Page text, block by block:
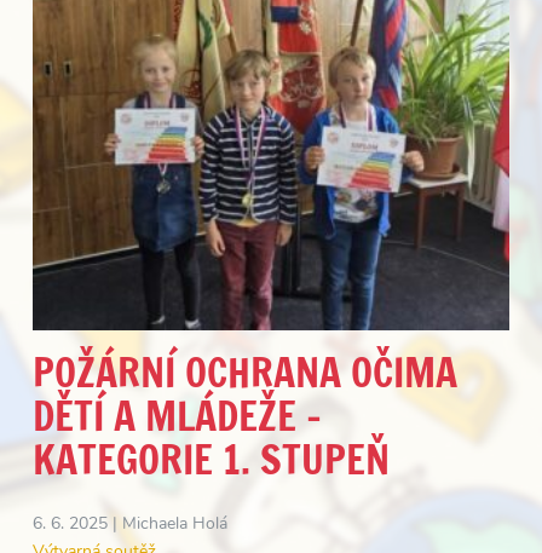
POŽÁRNÍ OCHRANA OČIMA
DĚTÍ A MLÁDEŽE –
KATEGORIE 1. STUPEŇ
6. 6. 2025 | Michaela Holá